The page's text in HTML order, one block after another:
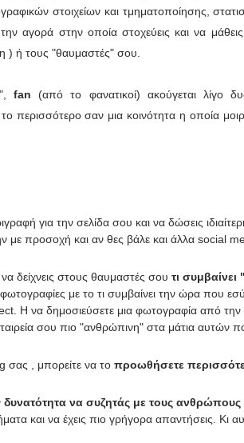
στοιχείων και τμηματοποίησης,
αγορά στην οποία στοχεύεις και να μάθεις
) ή τους "θαυμαστές" σου.
fan (από το φανατικοί) ακούγεται λίγο
περισσότερο σαν μια κοινότητα η οποία
για την σελίδα σου και να δώσεις
με προσοχή και αν θες βάλε και άλλα social
δείχνεις στους θαυμαστές σου τι
με το τι συμβαίνει την ώρα που
Η να δημοσιεύσετε μια φωτογραφία από την
σου πιο "ανθρώπινη" στα μάτια αυτών
σας , μπορείτε να το προωθήσετε
δυνατότητα να συζητάς με τους
και να έχεις πιο γρήγορα απαντήσεις. Κι